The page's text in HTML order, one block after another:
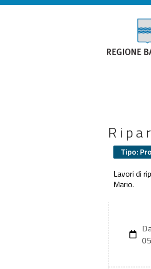
Tipo:
Lavori di
Mario.